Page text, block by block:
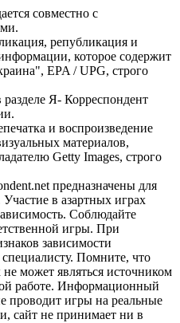
совместно с
републикация и
которое содержит
EPA / UPG, строго
Я- Корреспондент
и воспроизведение
материалов,
Getty Images, строго
предназначены для
в азартных играх
Соблюдайте
игры. При
зависимости
Помните, что
не может являться источником
работе. Информационный
проводит игры на реальные
сайт не принимает ни в